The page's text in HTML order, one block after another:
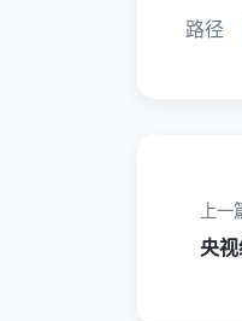
路径
上一
央